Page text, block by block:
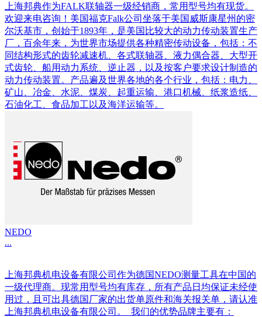
上海邦典作为FALK联轴器一级经销商，常用型号均有现货。
欢迎来电咨询！美国福克Falk公司坐落于美国威斯康星州的密
尔沃基市，创始于1893年，是美国比较大的动力传动装置生产
厂，百余年来，为世界市场提供各种精密传动设备，包括：不
同结构形式的齿轮减速机、各式联轴器、液力偶合器、大型开
式齿轮、船用动力系统、逆止器，以及按客户要求设计制造的
动力传动装置。产品遍及世界各地的各个行业，包括：电力、
矿山、冶金、水泥、煤炭、起重运输、港口机械、纸浆造纸、
石油化工、食品加工以及海洋运输等。
NEDO
...
上海邦典机电设备有限公司作为德国NEDO测量工具在中国的
一级代理商。现常用型号均有库存，所有产品日均保证未经使
用过，且可出具德国厂家的出货单原件和海关报关单，请认准
上海邦典机电设备有限公司。 我们的优势品牌主要有：